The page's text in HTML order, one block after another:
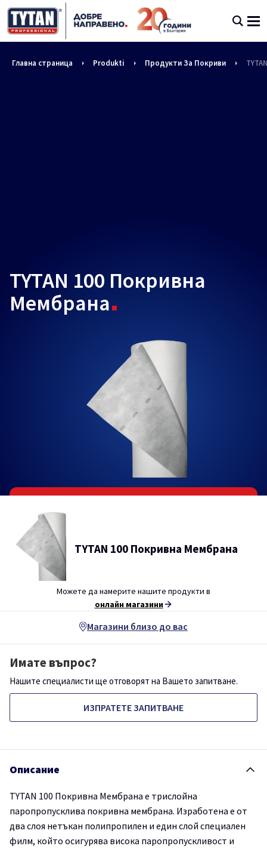
Главна страница Produkti Продукти За Покриви
TYTAN 100 Покривна
Мембрана
TYTAN 100 Покривна Мембрана
Можете да намерите нашите продукти в
онлайн магазини
Магазини близо до вас
Имате въпрос?
Нашите специалисти ще отговорят на Вашето запитване.
ИЗПРАТЕТЕ ЗАПИТВАНЕ
Описание
TYTAN 100 Покривна Мембрана е трислойна
паропропусклива покривна мембрана. Изработена е от
два слоя нетъкан полипропилен и един слой специален
филм, който осигурява висока паропропускливост и